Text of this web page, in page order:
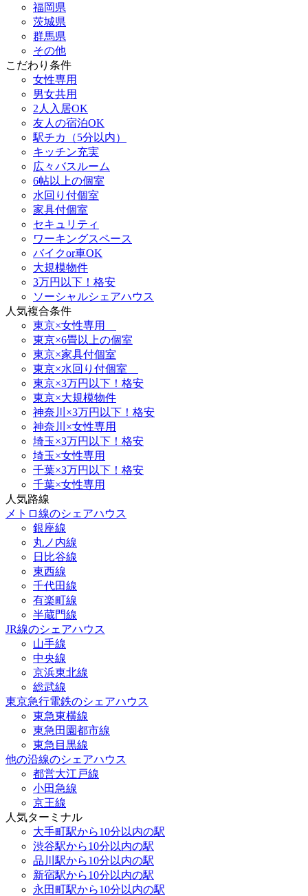
福岡県
茨城県
群馬県
その他
こだわり条件
女性専用
男女共用
2人入居OK
友人の宿泊OK
駅チカ（5分以内）
キッチン充実
広々バスルーム
6帖以上の個室
水回り付個室
家具付個室
セキュリティ
ワーキングスペース
バイクor車OK
大規模物件
3万円以下！格安
ソーシャルシェアハウス
人気複合条件
東京×女性専用
東京×6畳以上の個室
東京×家具付個室
東京×水回り付個室
東京×3万円以下！格安
東京×大規模物件
神奈川×3万円以下！格安
神奈川×女性専用
埼玉×3万円以下！格安
埼玉×女性専用
千葉×3万円以下！格安
千葉×女性専用
人気路線
メトロ線のシェアハウス
銀座線
丸ノ内線
日比谷線
東西線
千代田線
有楽町線
半蔵門線
JR線のシェアハウス
山手線
中央線
京浜東北線
総武線
東京急行電鉄のシェアハウス
東急東横線
東急田園都市線
東急目黒線
他の沿線のシェアハウス
都営大江戸線
小田急線
京王線
人気ターミナル
大手町駅から10分以内の駅
渋谷駅から10分以内の駅
品川駅から10分以内の駅
新宿駅から10分以内の駅
永田町駅から10分以内の駅